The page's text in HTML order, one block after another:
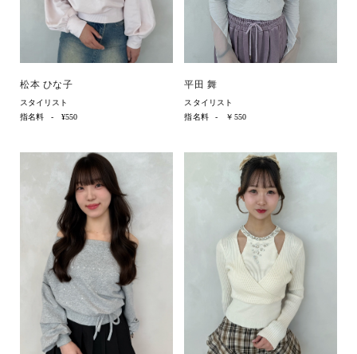
松本 ひな子
スタイリスト
指名料
¥550
平田 舞
スタイリスト
指名料
￥550